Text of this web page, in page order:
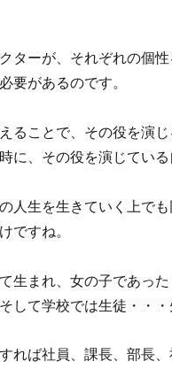
ターが、それぞれの個
要があるのです。
ることで、その役を演
に、その役を演じてい
人生を生きていく上で
ですね。
生まれ、女の子であっ
して学校では生徒・・・
れば社員、課長、部長、